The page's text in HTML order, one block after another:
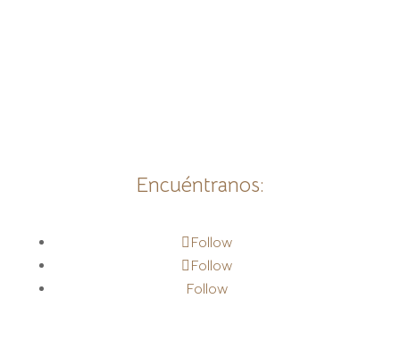
Encuéntranos:
Follow
Follow
Follow